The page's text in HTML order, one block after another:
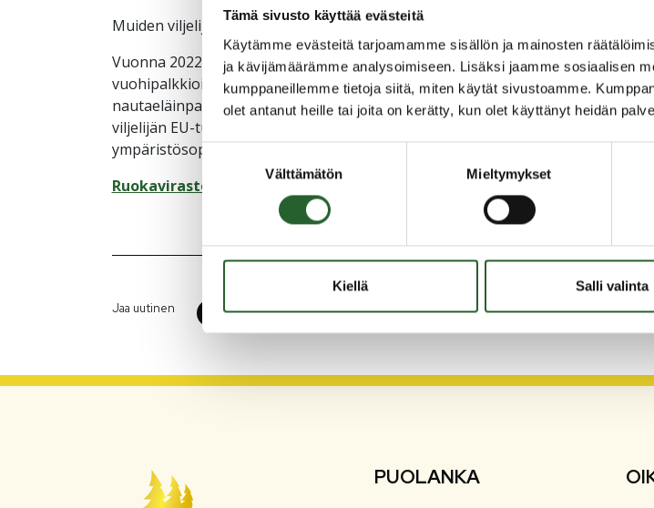
Tämä sivusto käyttää evästeitä
Käytämme evästeitä tarjoamamme sisällön ja mainosten
ja kävijämäärämme analysoimiseen. Lisäksi jaamme sosiaalisen
kumppaneillemme tietoja siitä, miten käytät sivustoamme.
olet antanut heille tai joita on kerätty, kun olet käyttänyt heidän
Suostumuksen
Välttämätön Mieltymykset
Kiellä Salli valinta
Muiden viljelijätukien loppuosia maksuun kesäkuussa
Vuonna 2022 haettujen viljelijätukien maksaminen jatkuu kesäkuussa EU:n
vuohipalkkioilla. Lisäksi maksetaan loppuosat eläinten
nautaeläinpalkkioista, ympäristökorvauksesta, perustuesta,
viljelijän EU-tuesta, peltokasvipalkkiosta sekä kurki-, hanhi- ja joutsenpellot -
ympäristösopimuksista.
Ruokaviraston tiedote 3.5.2023
Jaa uutinen
PUOLANKA